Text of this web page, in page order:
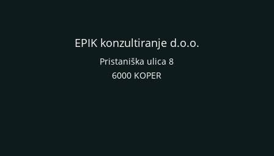
EPIK konzultiranje d.o.o.
Pristaniška ulica 8
6000 KOPER